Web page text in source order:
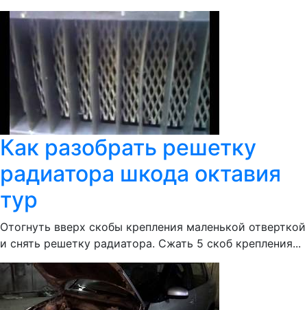
Как разобрать решетку
радиатора шкода октавия
тур
Отогнуть вверх скобы крепления маленькой отверткой
и снять решетку радиатора. Сжать 5 скоб крепления...